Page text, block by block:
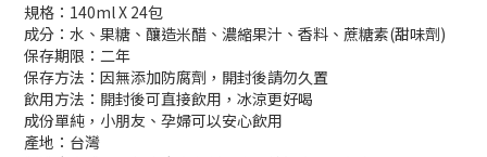
規格：140ml X 24包
成分：水、果糖、釀造米醋、濃縮果汁、香料、蔗糖素(甜味劑)
保存期限：二年
保存方法：因無添加防腐劑，開封後請勿久置
飲用方法：開封後可直接飲用，冰涼更好喝
成份單純，小朋友、孕婦可以安心飲用
產地：台灣